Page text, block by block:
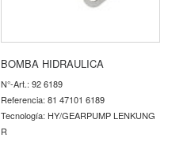
BOMBA HIDRAULICA
N°-Art.: 92 6189
Referencia: 81 47101 6189
Tecnología: HY/GEARPUMP LENKUNG
R